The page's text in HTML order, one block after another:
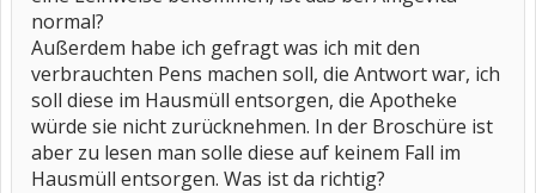
normal?
Außerdem habe ich gefragt was ich mit den
verbrauchten Pens machen soll, die Antwort war, ich
soll diese im Hausmüll entsorgen, die Apotheke
würde sie nicht zurücknehmen. In der Broschüre ist
aber zu lesen man solle diese auf keinem Fall im
Hausmüll entsorgen. Was ist da richtig?